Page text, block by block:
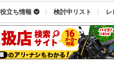
立ち情報 検討中リスト レ